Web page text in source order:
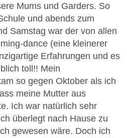
Mums und Garders. So
und abends zum
Samstag war der von allen
dance (eine kleinerer
Erfahrungen und es
toll!! Mein
so gegen Oktober als ich
meine Mutter aus
Ich war natürlich sehr
überlegt nach Hause zu
gewesen wäre. Doch ich